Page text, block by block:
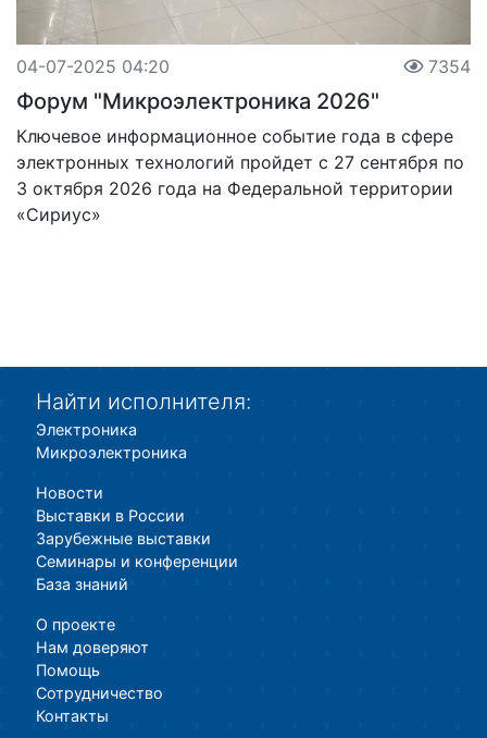
04-07-2025 04:20 7354
Форум "Микроэлектроника 2026"
Ключевое информационное событие года в сфере
электронных технологий пройдет с 27 сентября по
3 октября 2026 года на Федеральной территории
«Сириус»
Найти исполнителя:
Электроника
Микроэлектроника
Новости
Выставки в России
Зарубежные выставки
Семинары и конференции
База знаний
О проекте
Нам доверяют
Помощь
Сотрудничество
Контакты